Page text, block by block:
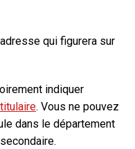
qui figurera sur
indiquer
titulaire. Vous ne pouvez
dans le département